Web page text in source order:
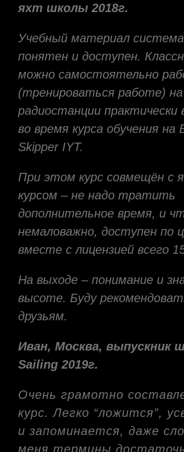
яхт школы 2018г.
Учебный материал
понятен и доступен.
можно самостоятельно
(тренироваться работе) на
радиостанции практически
во время курса обучения на
Skipper IYT.
При этом курс совмещён с
курсом – не надо тратить
дополнительное время, и
немаловажно, доступен по
вместе с лицензией всего
На выходе – понимание и
высоте. Буду
друзьям.
Иван, Москва, выпускник
Sailing 2019г.
Очень грамотно
курс. Легко “ложится”,
и запоминается, даже
меня термины